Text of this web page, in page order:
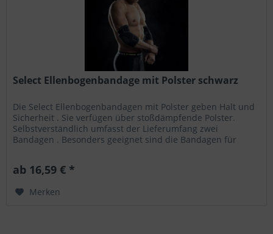
Select Ellenbogenbandage mit Polster schwarz
Die Select Ellenbogenbandagen mit Polster geben Halt und
Sicherheit . Sie verfügen über stoßdämpfende Polster.
Selbstverständlich umfasst der Lieferumfang zwei
Bandagen . Besonders geeignet sind die Bandagen für
ab 16,59 € *
Merken